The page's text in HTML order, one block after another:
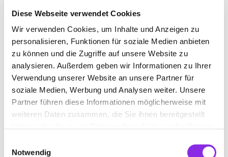
Diese Webseite verwendet Cookies
Wir verwenden Cookies, um Inhalte und Anzeigen zu
personalisieren, Funktionen für soziale Medien anbieten
zu können und die Zugriffe auf unsere Website zu
analysieren. Außerdem geben wir Informationen zu Ihrer
Verwendung unserer Website an unsere Partner für
soziale Medien, Werbung und Analysen weiter. Unsere
Partner führen diese Informationen möglicherweise mit
weiteren Daten zusammen, die Sie ihnen bereitgestellt
Notwendig
DENTALLABOR
Suchen nach
Finden